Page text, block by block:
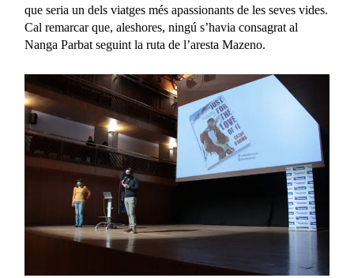
que seria un dels viatges més apassionants de les seves vides.
Cal remarcar que, aleshores, ningú s’havia consagrat al
Nanga Parbat seguint la ruta de l’aresta Mazeno.